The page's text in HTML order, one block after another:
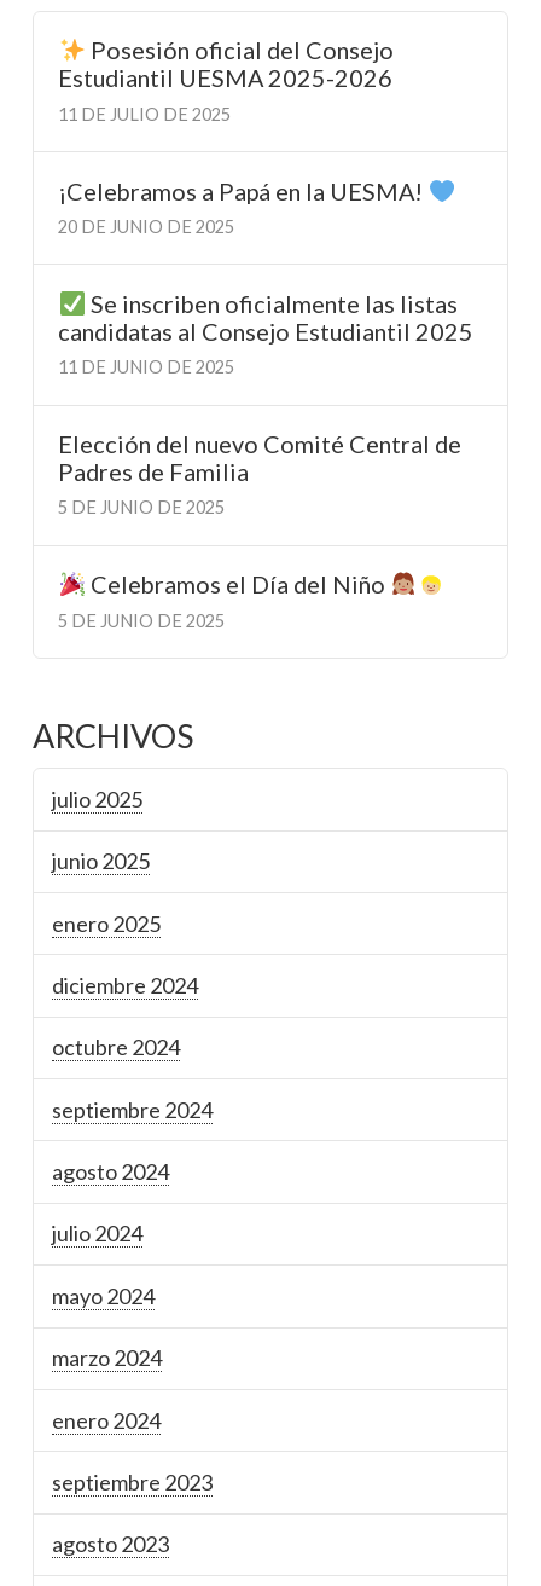
Posesión oficial del Consejo
Estudiantil UESMA 2025-2026
11 DE JULIO DE 2025
¡Celebramos a Papá en la UESMA!
20 DE JUNIO DE 2025
Se inscriben oficialmente las listas
candidatas al Consejo Estudiantil 2025
11 DE JUNIO DE 2025
Elección del nuevo Comité Central de
Padres de Familia
5 DE JUNIO DE 2025
Celebramos el Día del Niño
5 DE JUNIO DE 2025
ARCHIVOS
julio 2025
junio 2025
enero 2025
diciembre 2024
octubre 2024
septiembre 2024
agosto 2024
julio 2024
mayo 2024
marzo 2024
enero 2024
septiembre 2023
agosto 2023